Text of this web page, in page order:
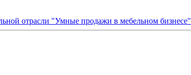
отрасли "Умные продажи в мебельном бизнесе"